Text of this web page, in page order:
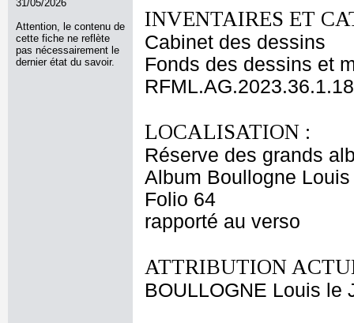
31/05/2026
Attention, le contenu de
cette fiche ne reflète
pas nécessairement le
dernier état du savoir.
INVENTAIRES ET
Cabinet des dessins
Fonds des dessins et
LOCALISATION :
Réserve des grands
Album Boullogne
Folio 64
rapporté au verso
ATTRIBUTION
BOULLOGNE Louis le